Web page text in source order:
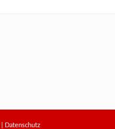
Datenschutz